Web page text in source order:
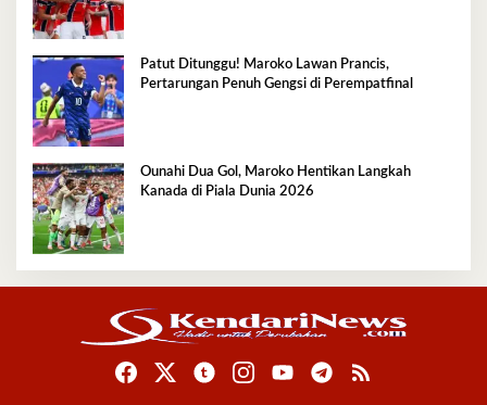
Patut Ditunggu! Maroko Lawan Prancis,
Pertarungan Penuh Gengsi di Perempatfinal
Ounahi Dua Gol, Maroko Hentikan Langkah
Kanada di Piala Dunia 2026